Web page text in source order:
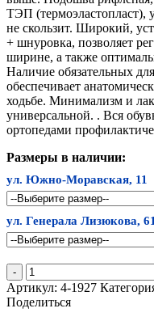
ТЭП (термоэластопласт),
не скользит. Широкий,
+ шнуровка, позволяет
ширине, а также
Наличие обязательных
обеспечивает
ходьбе. Минимализм и
универсальной. . Вся
ортопедами
Размеры в наличии:
ул. Южно-Моравская, 11
ул. Генерала Лизюкова, 61
Количество
товара
Ботинки
Лель
Артикул: 4-1927
Поделиться